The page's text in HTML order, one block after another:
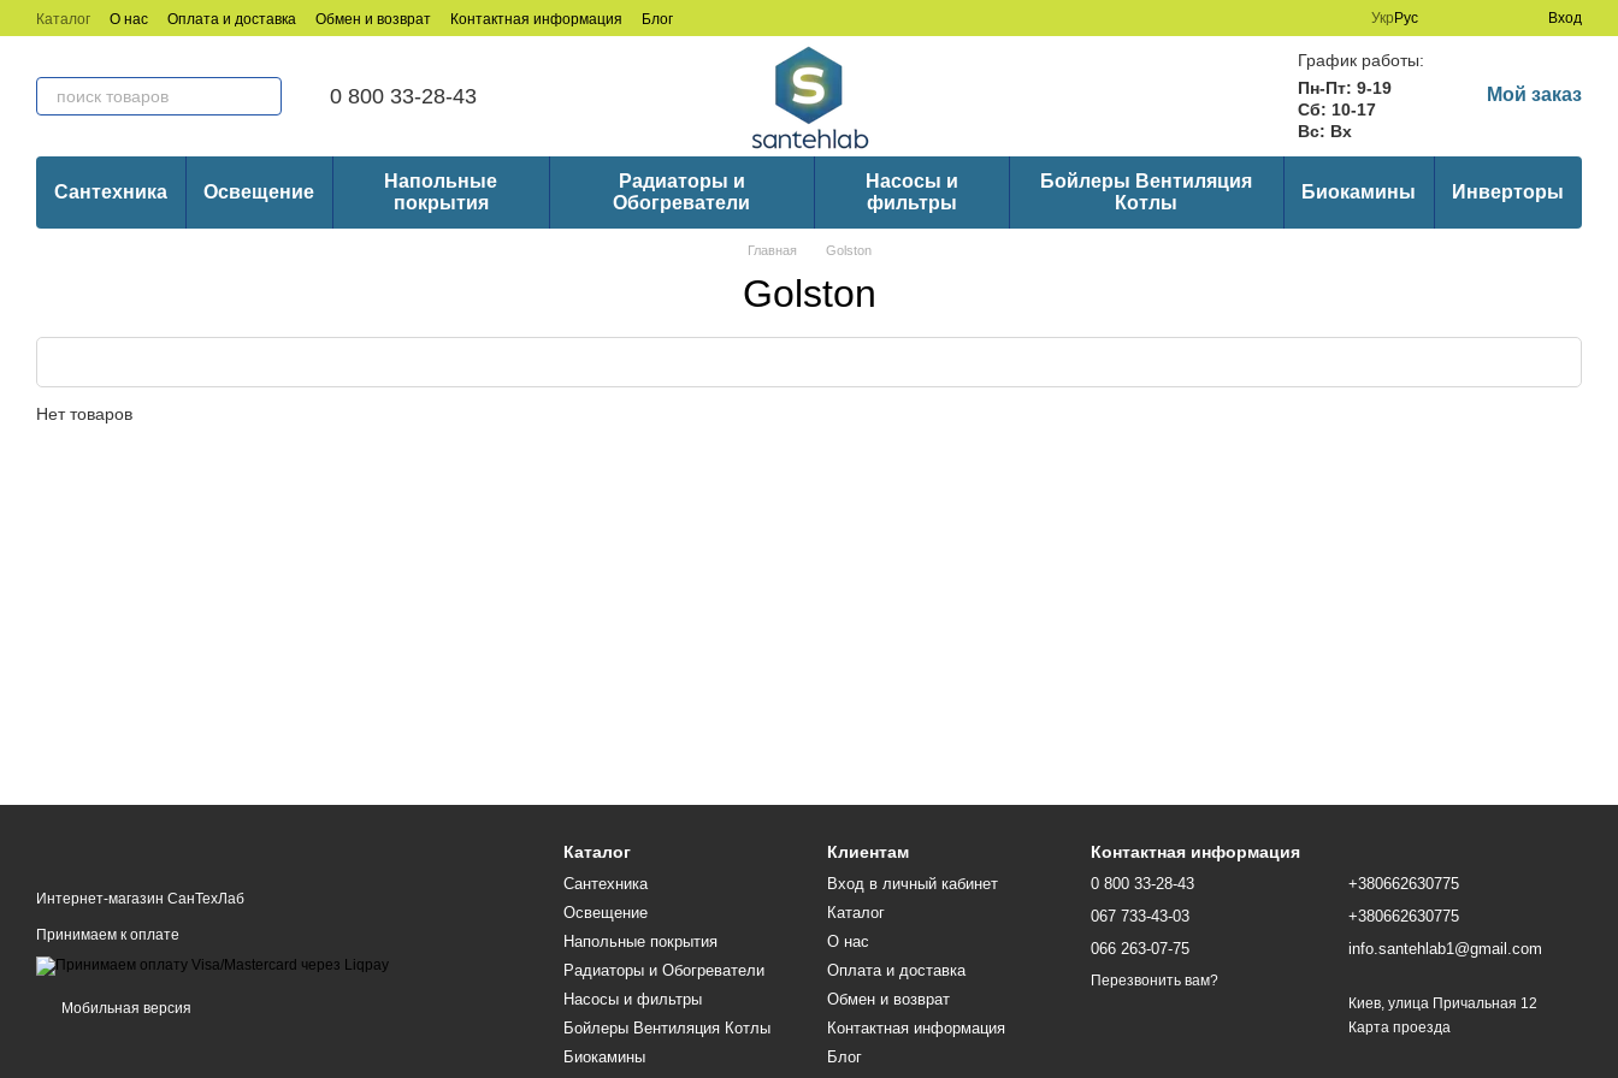
Перейти к основному контенту
Каталог О нас Оплата и доставка Обмен и возврат Контактная информация Блог Укр Рус Вход
0 800 33-28-43
График работы:
Пн-Пт: 9-19
Сб: 10-17
Вс: Вх
Мой заказ
Сантехника Освещение
Напольные
покрытия
Радиаторы и
Обогреватели
Насосы и
фильтры
Бойлеры Вентиляция
Котлы
Биокамины Инверторы
Главная Golston
Golston
Нет товаров
Интернет-магазин СанТехЛаб
Принимаем к оплате
Мобильная версия
Каталог
Сантехника
Освещение
Напольные покрытия
Радиаторы и Обогреватели
Насосы и фильтры
Бойлеры Вентиляция Котлы
Биокамины
Клиентам
Вход в личный кабинет
Каталог
О нас
Оплата и доставка
Обмен и возврат
Контактная информация
Блог
Контактная информация
0 800 33-28-43
067 733-43-03
066 263-07-75
Перезвонить вам?
+380662630775
+380662630775
info.santehlab1@gmail.com
Киев, улица Причальная 12
Карта проезда